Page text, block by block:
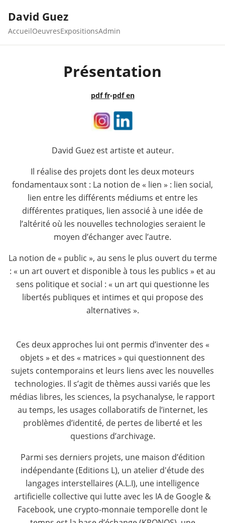
David Guez
AccueilOeuvresExpositionsAdmin
Présentation
pdf fr-pdf en
David Guez est artiste et auteur.
Il réalise des projets dont les deux moteurs
fondamentaux sont : La notion de « lien » : lien social,
lien entre les différents médiums et entre les
différentes pratiques, lien associé à une idée de
l’altérité où les nouvelles technologies seraient le
moyen d’échanger avec l’autre.
La notion de « public », au sens le plus ouvert du terme
: « un art ouvert et disponible à tous les publics » et au
sens politique et social : « un art qui questionne les
libertés publiques et intimes et qui propose des
alternatives ».
Ces deux approches lui ont permis d’inventer des «
objets » et des « matrices » qui questionnent des
sujets contemporains et leurs liens avec les nouvelles
technologies. Il s’agit de thèmes aussi variés que les
médias libres, les sciences, la psychanalyse, le rapport
au temps, les usages collaboratifs de l’internet, les
problèmes d’identité, de pertes de liberté et les
questions d’archivage.
Parmi ses derniers projets, une maison d’édition
indépendante (Editions L), un atelier d'étude des
langages interstellaires (A.L.I), une intelligence
artificielle collective qui lutte avec les IA de Google &
Facebook, une crypto-monnaie temporelle dont le